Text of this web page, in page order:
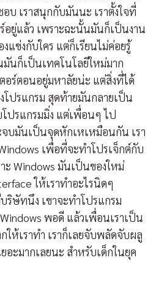
บ เราสนุกกับมันนะ เราตั้งใจที่
อยู่แล้ว เพราะฉะนั้นมันก็เป็นงาน
งแข่งกับใคร แต่ก็เรียนไม่ค่อยรู้
นก็เป็นเทคโนโลยีใหม่มาก
อร์ตอนอยู่มหาลัยน่ะ แต่สิ่งที่ได้
โปรแกรม สุดท้ายมันกลายเป็น
โปรแกรมมิ่ง แต่เพื่อนๆ ไป
บมันเป็นจุดหักเหเหมือนกัน เรา
เพื่อที่จะทำโปรเจ็กต์กับ
ะ Windows มันเป็นของใหม่
ให้เราทำอะไรนิดๆ
ริษัทนึง เขาจะทำโปรแกรม
พอดี แล้วเพื่อนเราเป็น
ให้เราทำ เราก็เลยจับพลัดจับผลู
อะมากเลยนะ สำหรับเด็กในยุค